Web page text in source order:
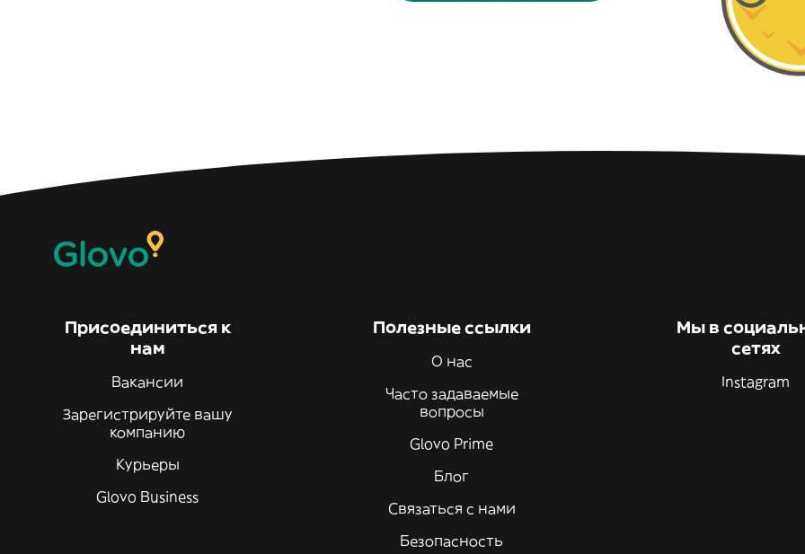
Присоединиться к
нам
Вакансии
Зарегистрируйте вашу
компанию
Курьеры
Glovo Business
Полезные ссылки
О нас
Часто задаваемые
вопросы
Glovo Prime
Блог
Связаться с нами
Безопасность
Мы в
сетях
Instagram